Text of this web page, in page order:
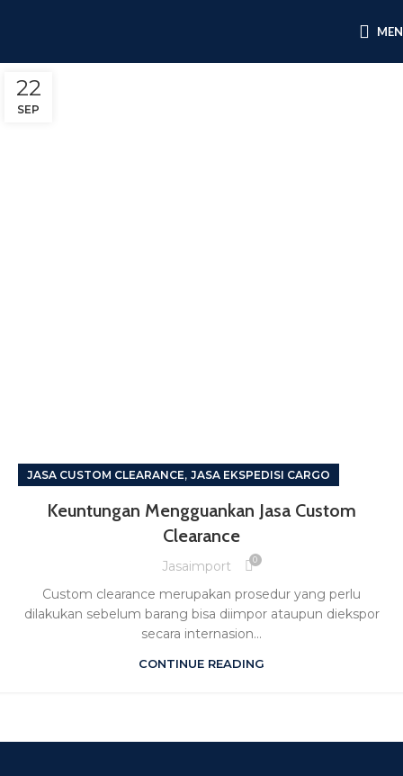
22
SEP
JASA CUSTOM CLEARANCE, JASA EKSPEDISI CARGO
Keuntungan Mengguankan Jasa Custom
Clearance
Jasaimport 0
Custom clearance merupakan prosedur yang perlu
dilakukan sebelum barang bisa diimpor ataupun diekspor
secara internasion...
CONTINUE READING